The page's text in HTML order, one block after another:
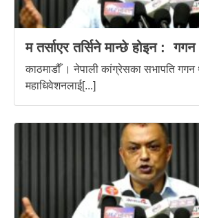
म तर्साएर तर्सिने मान्छे होइन : गगन
काठमाडौँ । नेपाली कांग्रेसका सभापति
महाधिवेशनलाई[...]